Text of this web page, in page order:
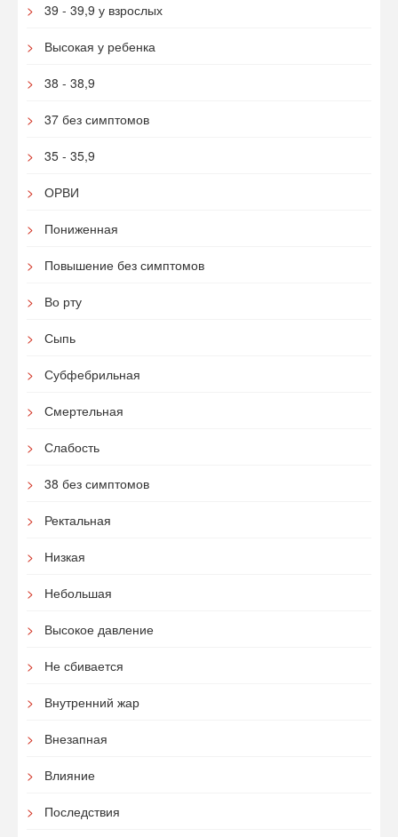
39 - 39,9 у взрослых
Высокая у ребенка
38 - 38,9
37 без симптомов
35 - 35,9
ОРВИ
Пониженная
Повышение без симптомов
Во рту
Сыпь
Субфебрильная
Смертельная
Слабость
38 без симптомов
Ректальная
Низкая
Небольшая
Высокое давление
Не сбивается
Внутренний жар
Внезапная
Влияние
Последствия